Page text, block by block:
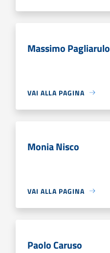
Massimo Pagliarulo
VAI ALLA PAGINA
Monia Nisco
VAI ALLA PAGINA
Paolo Caruso